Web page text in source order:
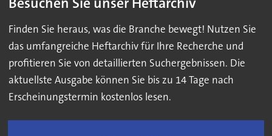
Finden Sie heraus, was die Branche bewegt! Nutzen Sie
das umfangreiche Heftarchiv für Ihre Recherche und
profitieren Sie von detaillierten Suchergebnissen. Die
aktuellste Ausgabe können Sie bis zu 14 Tage nach
Erscheinungstermin kostenlos lesen.